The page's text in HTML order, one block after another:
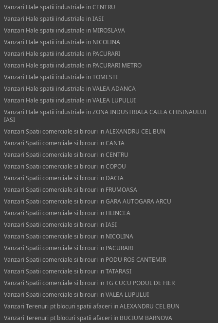
Vanzari Hale spatii industriale in CENTRU
Vanzari Hale spatii industriale in IASI
Vanzari Hale spatii industriale in MIROSLAVA
Vanzari Hale spatii industriale in NICOLINA
Vanzari Hale spatii industriale in PACURARI
Vanzari Hale spatii industriale in PACURARI METRO
Vanzari Hale spatii industriale in TOMESTI
Vanzari Hale spatii industriale in VALEA ADANCA
Vanzari Hale spatii industriale in VALEA LUPULUI
Vanzari Hale spatii industriale in ZONA INDUSTRIALA CALEA CHISINAULUI
IASI
Vanzari Spatii comerciale si birouri in ALEXANDRU CEL BUN
Vanzari Spatii comerciale si birouri in CANTA
Vanzari Spatii comerciale si birouri in CENTRU
Vanzari Spatii comerciale si birouri in COPOU
Vanzari Spatii comerciale si birouri in DACIA
Vanzari Spatii comerciale si birouri in FRUMOASA
Vanzari Spatii comerciale si birouri in GARA AUTOGARA ARCU
Vanzari Spatii comerciale si birouri in HLINCEA
Vanzari Spatii comerciale si birouri in IASI
Vanzari Spatii comerciale si birouri in NICOLINA
Vanzari Spatii comerciale si birouri in PACURARI
Vanzari Spatii comerciale si birouri in PODU ROS CANTEMIR
Vanzari Spatii comerciale si birouri in TATARASI
Vanzari Spatii comerciale si birouri in TG CUCU PODUL DE FIER
Vanzari Spatii comerciale si birouri in VALEA LUPULUI
Vanzari Terenuri pt blocuri spatii afaceri in ALEXANDRU CEL BUN
Vanzari Terenuri pt blocuri spatii afaceri in BUCIUM BARNOVA